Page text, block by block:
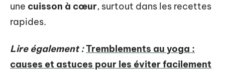
une cuisson à cœur, surtout dans les recettes
rapides.
Lire également :Tremblements au yoga :
causes et astuces pour les éviter facilement